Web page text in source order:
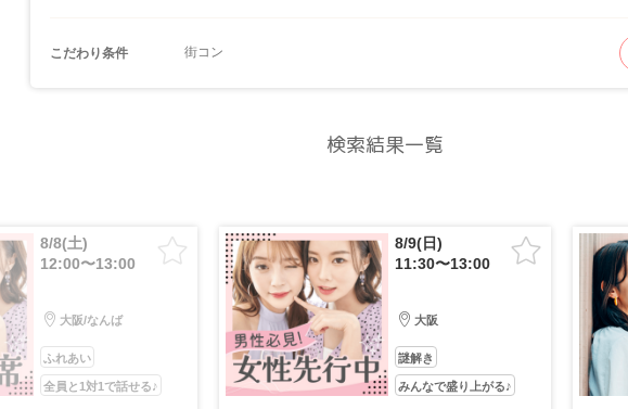
こだわり条件 街コン
検索結果一覧
8/8(土)
12:00〜13:00
大阪/なんば
ふれあい
全員と1対1で話せる♪
8/9(日)
11:30〜13:00
大阪
謎解き
みんなで盛り上がる♪